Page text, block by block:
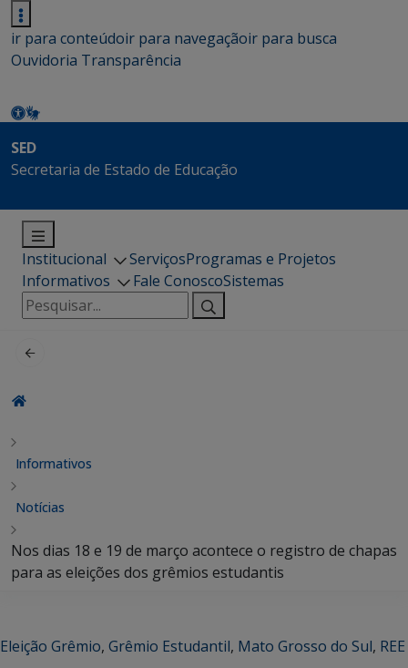
ir para conteúdoir para navegaçãoir para busca
Ouvidoria Transparência
SED
Secretaria de Estado de Educação
Institucional ServiçosProgramas e Projetos
Informativos
Fale ConoscoSistemas
Pesquisar
por:
Informativos
Notícias
Nos dias 18 e 19 de março acontece o registro de chapas
para as eleições dos grêmios estudantis
Eleição Grêmio, Grêmio Estudantil, Mato Grosso do Sul, REE